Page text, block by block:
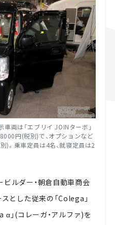
両は「エブリイ JOINターボ」
円(税別)で、オプションなど
。乗車定員は4名、就寝定員は2
ルダー・朝倉自動車商会
スとした従来の「Colega」
」(コレーガ・アルファ)を